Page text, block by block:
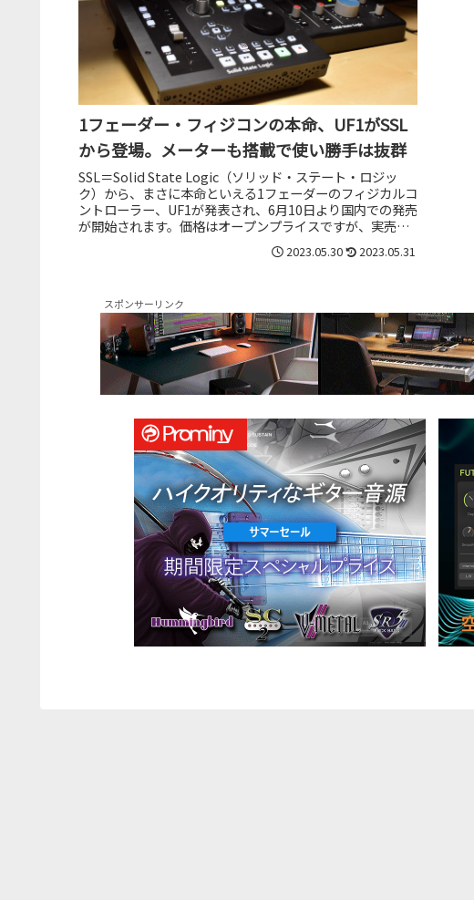
1フェーダー・フィジコンの本命、UF1がSSL
から登場。メーターも搭載で使い勝手は抜群
SSL＝Solid State Logic（ソリッド・ステート・ロジッ
ク）から、まさに本命といえる1フェーダーのフィジカルコ
ントローラー、UF1が発表され、6月10日より国内での発売
が開始されます。価格はオープンプライスですが、実売価
2023.05.30 2023.05.31
スポンサーリンク